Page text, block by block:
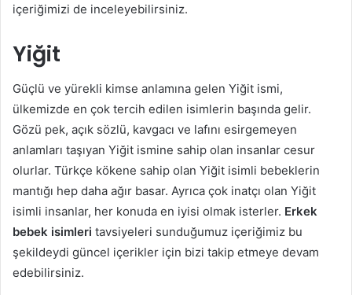
içeriğimizi de inceleyebilirsiniz.
Yiğit
Güçlü ve yürekli kimse anlamına gelen Yiğit ismi,
ülkemizde en çok tercih edilen isimlerin başında gelir.
Gözü pek, açık sözlü, kavgacı ve lafını esirgemeyen
anlamları taşıyan Yiğit ismine sahip olan insanlar cesur
olurlar. Türkçe kökene sahip olan Yiğit isimli bebeklerin
mantığı hep daha ağır basar. Ayrıca çok inatçı olan Yiğit
isimli insanlar, her konuda en iyisi olmak isterler. Erkek
bebek isimleri tavsiyeleri sunduğumuz içeriğimiz bu
şekildeydi güncel içerikler için bizi takip etmeye devam
edebilirsiniz.